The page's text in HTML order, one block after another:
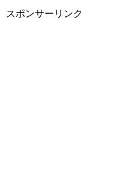
スポンサーリンク